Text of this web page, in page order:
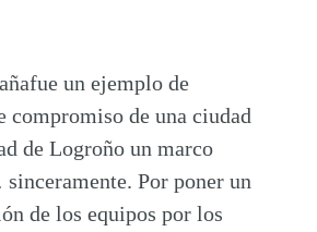
un ejemplo de
compromiso de una ciudad
de Logroño un marco
Por poner un
de los equipos por los